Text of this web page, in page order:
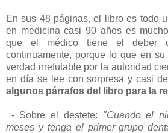
En sus 48 páginas, el libro es todo
en medicina casi 90 años es
que el médico tiene el deber
continuamente, porque lo que en
verdad irrefutable por la autoridad
en día se lee con sorpresa y casi
algunos párrafos del libro para la
- Sobre el destete: "Cuando el
meses y tenga el primer grupo